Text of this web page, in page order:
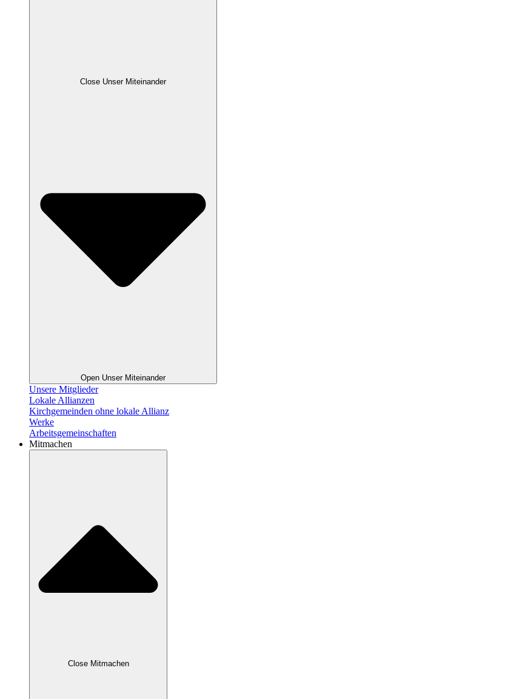
Close Unser Miteinander
Open Unser Miteinander
Unsere Mitglieder
Lokale Allianzen
Kirchgemeinden ohne lokale Allianz
Werke
Arbeitsgemeinschaften
Mitmachen
Close Mitmachen